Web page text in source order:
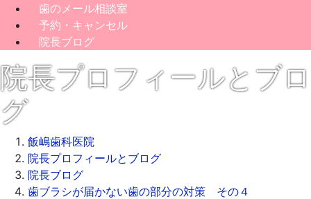
歯のメール相談室
予約・キャンセル
院長ブログ
院長プロフィールとブロ
グ
飯嶋歯科医院
院長プロフィールとブログ
院長ブログ
歯ブラシが届かない歯の部分の対策 その４